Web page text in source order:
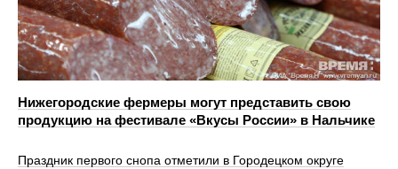
Нижегородские фермеры могут представить свою
продукцию на фестивале «Вкусы России» в Нальчике
Праздник первого снопа отметили в Городецком округе